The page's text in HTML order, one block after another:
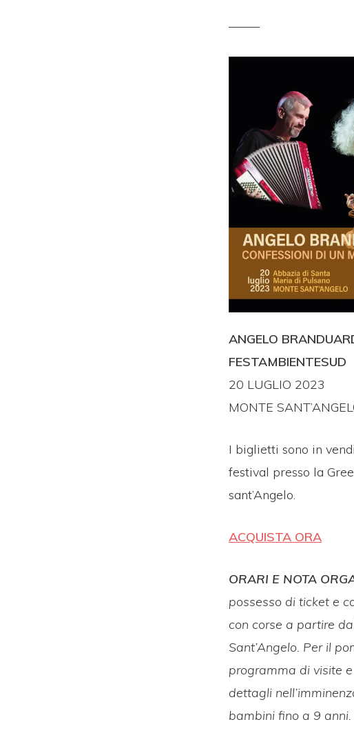
——–
ANGELO
FESTAMBIENTESUD
20 LUGLIO 2023
MONTE
I biglietti sono in
festival presso la
sant’Angelo.
ACQUISTA ORA
ORARI E NOTA
possesso di ticket e
con corse a partire
Sant’Angelo. Per il
programma di visite
dettagli
bambini fino a 9